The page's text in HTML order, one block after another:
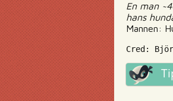
En man
hans
Mannen:
Cred: